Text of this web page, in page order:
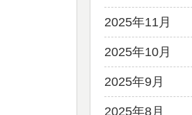
2025年11月
2025年10月
2025年9月
2025年8月